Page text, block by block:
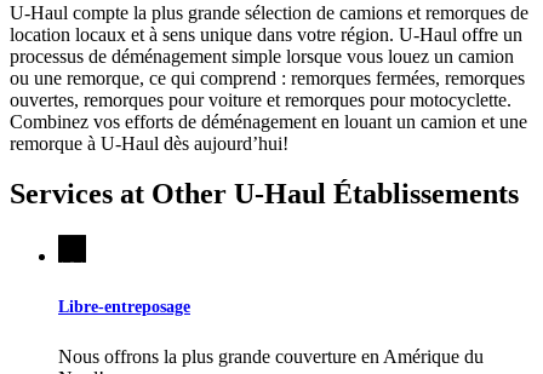
U-Haul compte la plus grande sélection de camions et remorques de
location locaux et à sens unique dans votre région. U-Haul offre un
processus de déménagement simple lorsque vous louez un camion
ou une remorque, ce qui comprend : remorques fermées, remorques
ouvertes, remorques pour voiture et remorques pour motocyclette.
Combinez vos efforts de déménagement en louant un camion et une
remorque à U-Haul dès aujourd’hui!
Services at Other U-Haul Établissements
Libre-entreposage
Nous offrons la plus grande couverture en Amérique du